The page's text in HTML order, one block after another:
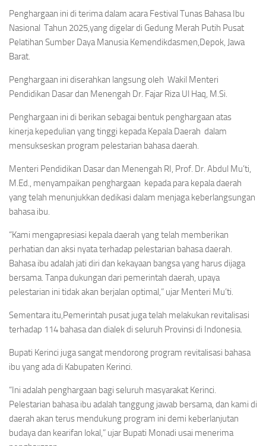
Penghargaan ini di terima dalam acara Festival Tunas Bahasa Ibu
Nasional Tahun 2025,yang digelar di Gedung Merah Putih Pusat
Pelatihan Sumber Daya Manusia Kemendikdasmen,Depok, Jawa
Barat.
Penghargaan ini diserahkan langsung oleh Wakil Menteri
Pendidikan Dasar dan Menengah Dr. Fajar Riza Ul Haq, M.Si.
Penghargaan ini di berikan sebagai bentuk penghargaan atas
kinerja kepedulian yang tinggi kepada Kepala Daerah dalam
mensukseskan program pelestarian bahasa daerah.
Menteri Pendidikan Dasar dan Menengah RI, Prof. Dr. Abdul Mu’ti,
M.Ed., menyampaikan penghargaan kepada para kepala daerah
yang telah menunjukkan dedikasi dalam menjaga keberlangsungan
bahasa ibu.
“Kami mengapresiasi kepala daerah yang telah memberikan
perhatian dan aksi nyata terhadap pelestarian bahasa daerah.
Bahasa ibu adalah jati diri dan kekayaan bangsa yang harus dijaga
bersama. Tanpa dukungan dari pemerintah daerah, upaya
pelestarian ini tidak akan berjalan optimal,” ujar Menteri Mu’ti.
Sementara itu,Pemerintah pusat juga telah melakukan revitalisasi
terhadap 114 bahasa dan dialek di seluruh Provinsi di Indonesia.
Bupati Kerinci juga sangat mendorong program revitalisasi bahasa
ibu yang ada di Kabupaten Kerinci.
“Ini adalah penghargaan bagi seluruh masyarakat Kerinci.
Pelestarian bahasa ibu adalah tanggung jawab bersama, dan kami di
daerah akan terus mendukung program ini demi keberlanjutan
budaya dan kearifan lokal,” ujar Bupati Monadi usai menerima